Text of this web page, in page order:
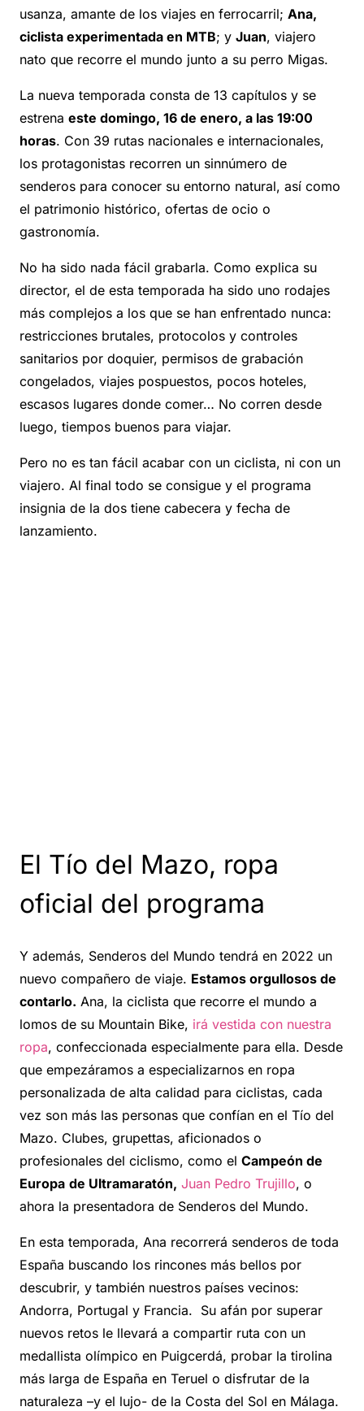
usanza, amante de los viajes en ferrocarril; Ana,
ciclista experimentada en MTB; y Juan, viajero
nato que recorre el mundo junto a su perro Migas.
La nueva temporada consta de 13 capítulos y se
estrena este domingo, 16 de enero, a las 19:00
horas. Con 39 rutas nacionales e internacionales,
los protagonistas recorren un sinnúmero de
senderos para conocer su entorno natural, así como
el patrimonio histórico, ofertas de ocio o
gastronomía.
No ha sido nada fácil grabarla. Como explica su
director, el de esta temporada ha sido uno rodajes
más complejos a los que se han enfrentado nunca:
restricciones brutales, protocolos y controles
sanitarios por doquier, permisos de grabación
congelados, viajes pospuestos, pocos hoteles,
escasos lugares donde comer… No corren desde
luego, tiempos buenos para viajar.
Pero no es tan fácil acabar con un ciclista, ni con un
viajero. Al final todo se consigue y el programa
insignia de la dos tiene cabecera y fecha de
lanzamiento.
El Tío del Mazo, ropa
oficial del programa
Y además, Senderos del Mundo tendrá en 2022 un
nuevo compañero de viaje. Estamos orgullosos de
contarlo. Ana, la ciclista que recorre el mundo a
lomos de su Mountain Bike, irá vestida con nuestra
ropa, confeccionada especialmente para ella. Desde
que empezáramos a especializarnos en ropa
personalizada de alta calidad para ciclistas, cada
vez son más las personas que confían en el Tío del
Mazo. Clubes, grupettas, aficionados o
profesionales del ciclismo, como el Campeón de
Europa de Ultramaratón, Juan Pedro Trujillo, o
ahora la presentadora de Senderos del Mundo.
En esta temporada, Ana recorrerá senderos de toda
España buscando los rincones más bellos por
descubrir, y también nuestros países vecinos:
Andorra, Portugal y Francia. Su afán por superar
nuevos retos le llevará a compartir ruta con un
medallista olímpico en Puigcerdá, probar la tirolina
más larga de España en Teruel o disfrutar de la
naturaleza –y el lujo- de la Costa del Sol en Málaga.